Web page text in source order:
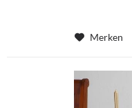
Merken